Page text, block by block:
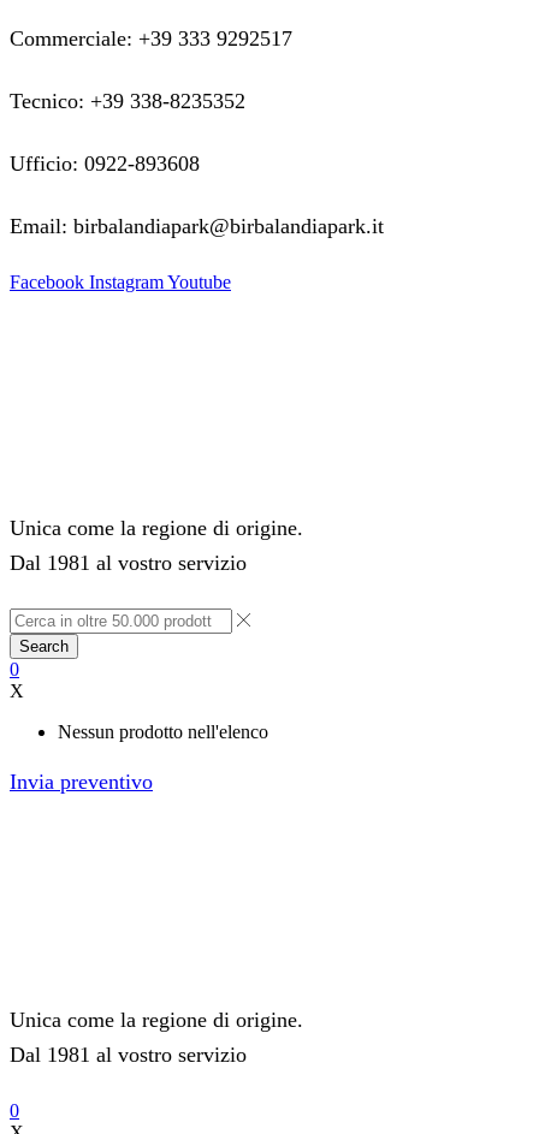
Commerciale: +39 333 9292517
Tecnico: +39 338-8235352
Ufficio: 0922-893608
Email: birbalandiapark@birbalandiapark.it
Facebook InstagramYoutube
Unica come la regione di origine.
Dal 1981 al vostro servizio
Search
0
X
Nessun prodotto nell'elenco
Invia preventivo
Unica come la regione di origine.
Dal 1981 al vostro servizio
0